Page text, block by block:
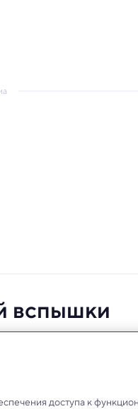
вспышки
смертельные
доступа к